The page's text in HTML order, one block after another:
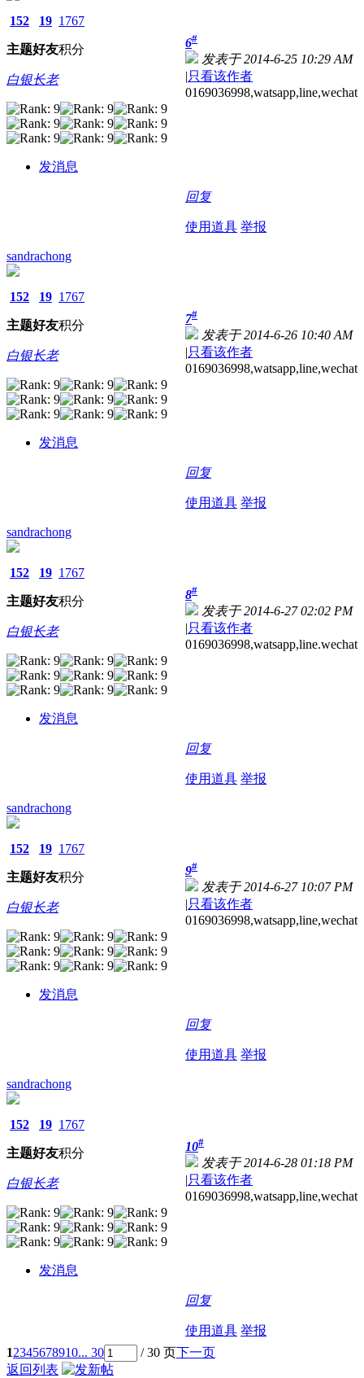
152
主题
19
好友
1767
积分
白银长老
发消息
6#
发表于 2014-6-25 10:29 AM
|只看该作者
0169036998,watsapp,line,wechat
回复
使用道具 举报
sandrachong
152
主题
19
好友
1767
积分
白银长老
发消息
7#
发表于 2014-6-26 10:40 AM
|只看该作者
0169036998,watsapp,line,wechat
回复
使用道具 举报
sandrachong
152
主题
19
好友
1767
积分
白银长老
发消息
8#
发表于 2014-6-27 02:02 PM
|只看该作者
0169036998,watsapp,line.wechat
回复
使用道具 举报
sandrachong
152
主题
19
好友
1767
积分
白银长老
发消息
9#
发表于 2014-6-27 10:07 PM
|只看该作者
0169036998,watsapp,line,wechat
回复
使用道具 举报
sandrachong
152
主题
19
好友
1767
积分
白银长老
发消息
10#
发表于 2014-6-28 01:18 PM
|只看该作者
0169036998,watsapp,line,wechat
回复
使用道具 举报
12345678910... 30 / 30 页下一页
返回列表